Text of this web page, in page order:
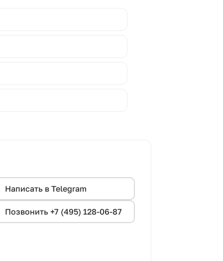
Написать в Telegram
Позвонить +7 (495) 128-06-87